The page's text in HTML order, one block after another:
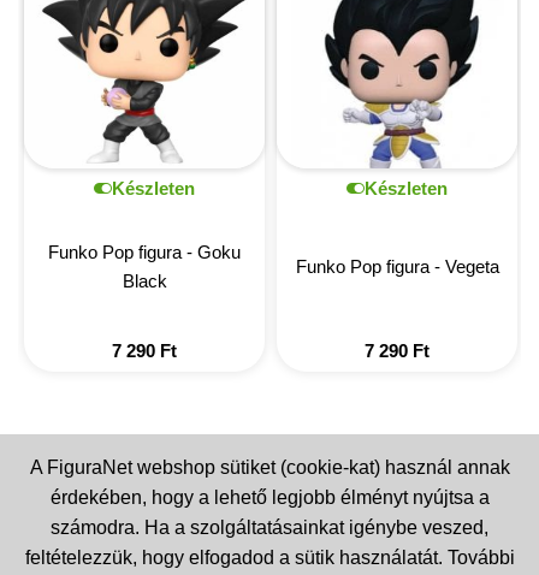
Készleten
Funko Pop figura - Goku
Black
7 290 Ft
Készleten
Funko Pop figura - Vegeta
7 290 Ft
A FiguraNet webshop sütiket (cookie-kat) használ annak
érdekében, hogy a lehető legjobb élményt nyújtsa a
számodra. Ha a szolgáltatásainkat igénybe veszed,
feltételezzük, hogy elfogadod a sütik használatát. További